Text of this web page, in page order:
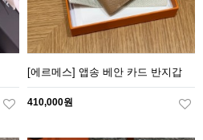
[에르메스] 앱송 베안 카드 반지갑
410,000원